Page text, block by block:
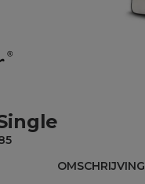
OMSCHRIJVING